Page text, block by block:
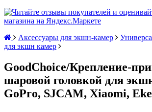
Аксессуары для экшн-камер
для экшн камер
GoodChoice/Крепление-
шаровой головкой для
GoPro, SJCAM, Xiaomi,